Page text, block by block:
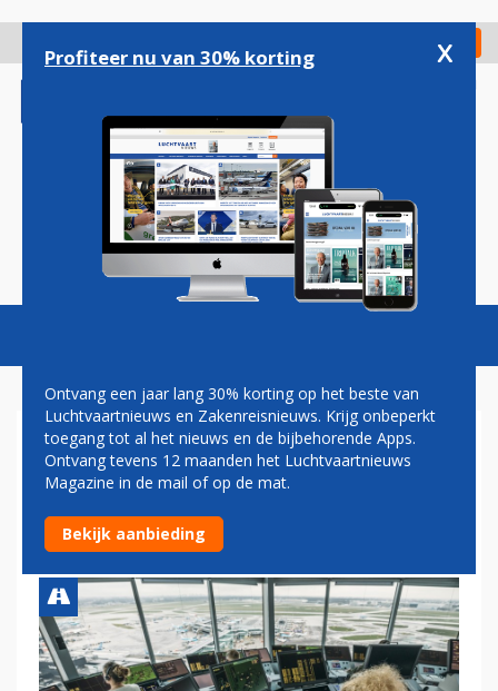
gaan
Check in
Magazine Podcasts Vacatures
LUCHTVAARTNIEUWS
PODCAST: HOE WORD JE
LUCHTVERKEERSLEIDER?
Profiteer nu van 30% korting x
Ontvang een jaar lang 30% korting op het beste van
Luchtvaartnieuws en Zakenreisnieuws. Krijg onbeperkt
toegang tot al het nieuws en de bijbehorende Apps.
Ontvang tevens 12 maanden het Luchtvaartnieuws
Magazine in de mail of op de mat.
Bekijk aanbieding